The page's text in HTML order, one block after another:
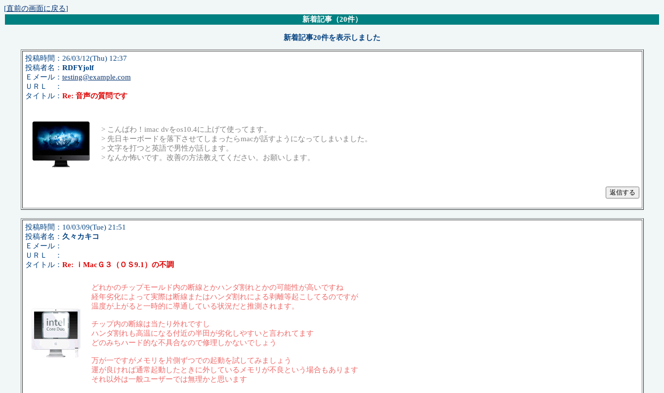
[直前の画面に戻る]
新着記事（20件）
新着記事20件を表示しました
投稿時間：26/03/12(Thu) 12:37
投稿者名： RDFYjolf
Ｅメール： testing@example.com
ＵＲＬ ：
タイトル： Re: 音声の質問です
> こんばわ！imac dvをos10.4に上げて使ってます。
> 先日キーボードを落下させてしまったらmacが話すようになってしまいました。
> 文字を打つと英語で男性が話します。
> なんか怖いです。改善の方法教えてください。お願いします。
投稿時間：10/03/09(Tue) 21:51
投稿者名： 久々カキコ
Ｅメール：
ＵＲＬ ：
タイトル： Re: ｉMacＧ３（ＯＳ9.1）の不調
どれかのチップモールド内の断線とかハンダ割れとかの可能性が高いですね
経年劣化によって実際は断線またはハンダ割れによる剥離等起こしてるのですが
温度が上がると一時的に導通している状況だと推測されます。
チップ内の断線は当たり外れですし
ハンダ割れも高温になる付近の半田が劣化しやすいと言われてます
どのみちハード的な不具合なので修理しかないでしょう
万が一ですがメモリを片側ずつでの起動を試してみましょう
運が良ければ通常起動したときに外しているメモリが不良という場合もあります
それ以外は一般ユーザーでは無理かと思います